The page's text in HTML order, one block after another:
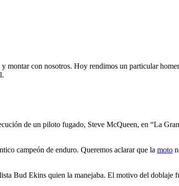
montar con nosotros. Hoy rendimos un particular
de un piloto fugado, Steve McQueen, en “La
campeón de enduro. Queremos aclarar que la moto
Bud Ekins quien la manejaba. El motivo del doblaje